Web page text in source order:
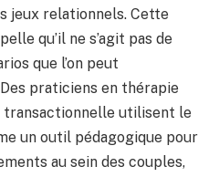
jeux relationnels. Cette
qu’il ne s’agit pas de
que l’on peut
praticiens en thérapie
transactionnelle utilisent le
un outil pédagogique pour
au sein des couples,